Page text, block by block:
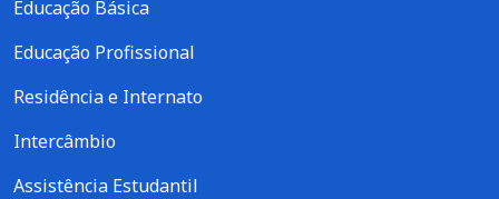
Educação Básica
Educação Profissional
Residência e Internato
Intercâmbio
Assistência Estudantil